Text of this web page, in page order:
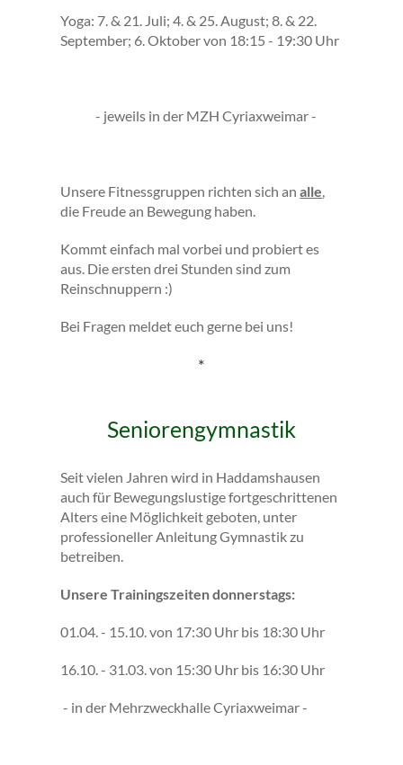
Yoga: 7. & 21. Juli; 4. & 25. August; 8. & 22.
September; 6. Oktober von 18:15 - 19:30 Uhr
- jeweils in der MZH Cyriaxweimar -
Unsere Fitnessgruppen richten sich analle,
die Freude an Bewegung haben.
Kommt einfach mal vorbei und probiert es
aus. Die ersten drei Stunden sind zum
Reinschnuppern :)
Bei Fragen meldet euch gerne bei uns!
*
Seniorengymnastik
Seit vielen Jahren wird in Haddamshausen
auch für Bewegungslustige fortgeschrittenen
Alters eine Möglichkeit geboten, unter
professioneller Anleitung Gymnastik zu
betreiben.
Unsere Trainingszeiten donnerstags:
01.04. - 15.10. von 17:30 Uhr bis 18:30 Uhr
16.10. - 31.03. von 15:30 Uhr bis 16:30 Uhr
- in der Mehrzweckhalle Cyriaxweimar -